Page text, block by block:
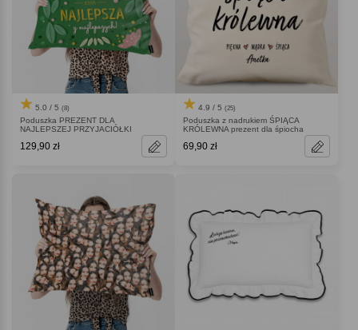
5.0 / 5 (8)
Poduszka PREZENT DLA
NAJLEPSZEJ PRZYJACIÓŁKI
129,90 zł
4.9 / 5 (25)
Poduszka z nadrukiem ŚPIĄCA
KRÓLEWNA prezent dla śpiocha
69,90 zł